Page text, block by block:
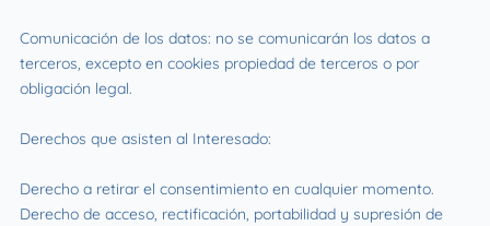
Comunicación de los datos: no se comunicarán los datos a
terceros, excepto en cookies propiedad de terceros o por
obligación legal.
Derechos que asisten al Interesado:
Derecho a retirar el consentimiento en cualquier momento.
Derecho de acceso, rectificación, portabilidad y supresión de